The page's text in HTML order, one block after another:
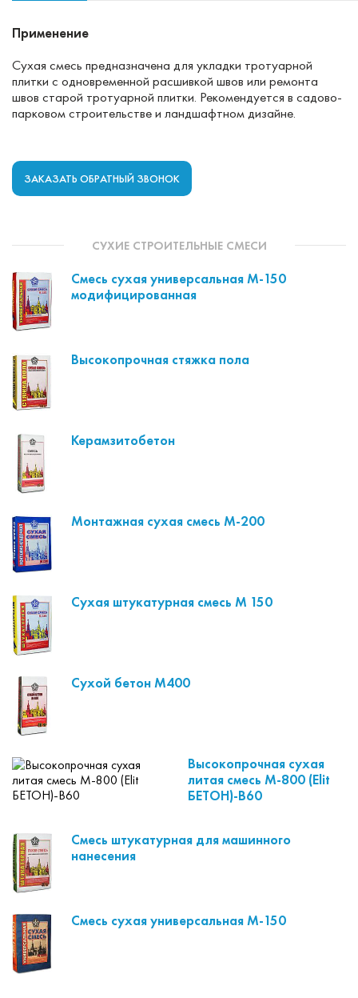
Применение
Сухая смесь предназначена для укладки тротуарной
плитки с одновременной расшивкой швов или ремонта
швов старой тротуарной плитки. Рекомендуется в садово-
парковом строительстве и ландшафтном дизайне.
ЗАКАЗАТЬ ОБРАТНЫЙ ЗВОНОК
СУХИЕ СТРОИТЕЛЬНЫЕ СМЕСИ
Смесь сухая универсальная М-150
модифицированная
Высокопрочная стяжка пола
Керамзитобетон
Монтажная сухая смесь М-200
Сухая штукатурная смесь М 150
Сухой бетон М400
Высокопрочная сухая
литая смесь M-800 (Elit
БЕТОН)-B60
Смесь штукатурная для машинного
нанесения
Смесь сухая универсальная М-150